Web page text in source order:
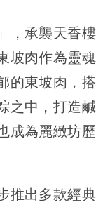
，承襲天香樓
坡肉作為靈魂
的東坡肉，搭
之中，打造鹹
成為麗緻坊歷
推出多款經典